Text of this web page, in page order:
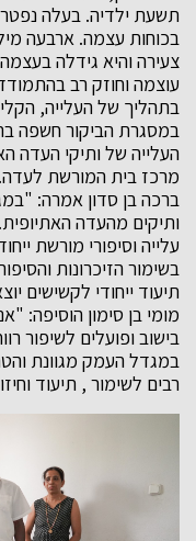
תשעת ילדיה. בעלה נפטר
בכוחות עצמה. ארבעה
צעירה והיא גידלה
עוצמה וחוזק רב
בתהליך של העלייה,
במסגרת הביקור חשפה
העלייה של ותיקי העדה
מרכז בית המורשת לעדה.
ברכה בן סדון אמרה:
ותיקים מהעדה האתיופית.
עלייה וסיפורי מורשת
בשימור הזיכרונות
תיעוד ייחודי לקשישים
מומי בן סימון הוסיפה:
בישוב ופועלים לשיפור
במגדל העמק מגוונת
רבים לשימור , תיעוד